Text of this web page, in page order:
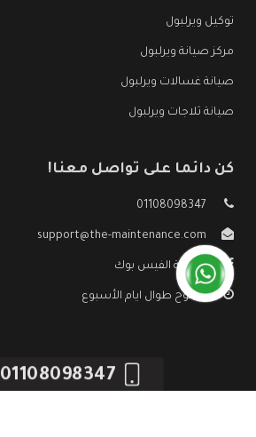
توكيل ويرلبول
مركز صيانة ويرلبول
صيانة غسالات ويرلبول
صيانة ثلاجات ويرلبول
كن دائما على تواصل معنا!
01108098347
support@the-maintenance.com
صفحة الفيس بوك
مفتوح طوال ايام الأسبوع
01108098347